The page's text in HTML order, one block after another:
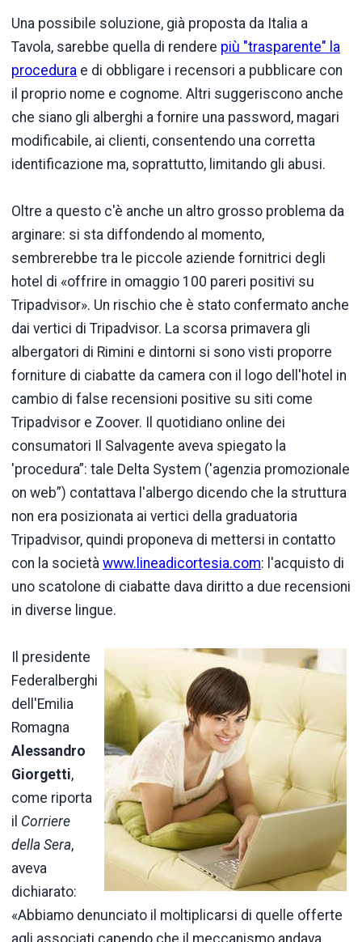
Una possibile soluzione, già proposta da Italia a
Tavola, sarebbe quella di rendere più "trasparente" la
procedura e di obbligare i recensori a pubblicare con
il proprio nome e cognome. Altri suggeriscono anche
che siano gli alberghi a fornire una password, magari
modificabile, ai clienti, consentendo una corretta
identificazione ma, soprattutto, limitando gli abusi.
Oltre a questo c'è anche un altro grosso problema da
arginare: si sta diffondendo al momento,
sembrerebbe tra le piccole aziende fornitrici degli
hotel di «offrire in omaggio 100 pareri positivi su
Tripadvisor». Un rischio che è stato confermato anche
dai vertici di Tripadvisor. La scorsa primavera gli
albergatori di Rimini e dintorni si sono visti proporre
forniture di ciabatte da camera con il logo dell'hotel in
cambio di false recensioni positive su siti come
Tripadvisor e Zoover. Il quotidiano online dei
consumatori Il Salvagente aveva spiegato la
'procedura”: tale Delta System ('agenzia promozionale
on web”) contattava l'albergo dicendo che la struttura
non era posizionata ai vertici della graduatoria
Tripadvisor, quindi proponeva di mettersi in contatto
con la società www.lineadicortesia.com: l'acquisto di
uno scatolone di ciabatte dava diritto a due recensioni
in diverse lingue.
Il presidente
Federalberghi
dell'Emilia
Romagna
Alessandro
Giorgetti,
come riporta
il Corriere
della Sera,
aveva
dichiarato:
«Abbiamo denunciato il moltiplicarsi di quelle offerte
agli associati capendo che il meccanismo andava